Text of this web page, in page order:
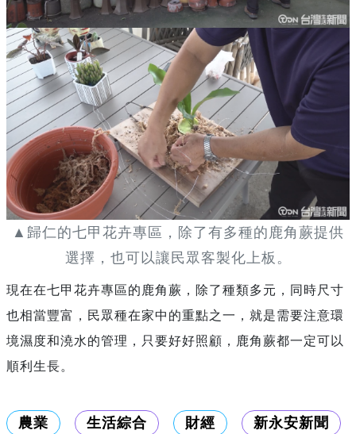
▲歸仁的七甲花卉專區，除了有多種的鹿角蕨提供
選擇，也可以讓民眾客製化上板。
現在在七甲花卉專區的鹿角蕨，除了種類多元，同時尺寸
也相當豐富，民眾種在家中的重點之一，就是需要注意環
境濕度和澆水的管理，只要好好照顧，鹿角蕨都一定可以
順利生長。
農業 生活綜合 財經 新永安新聞